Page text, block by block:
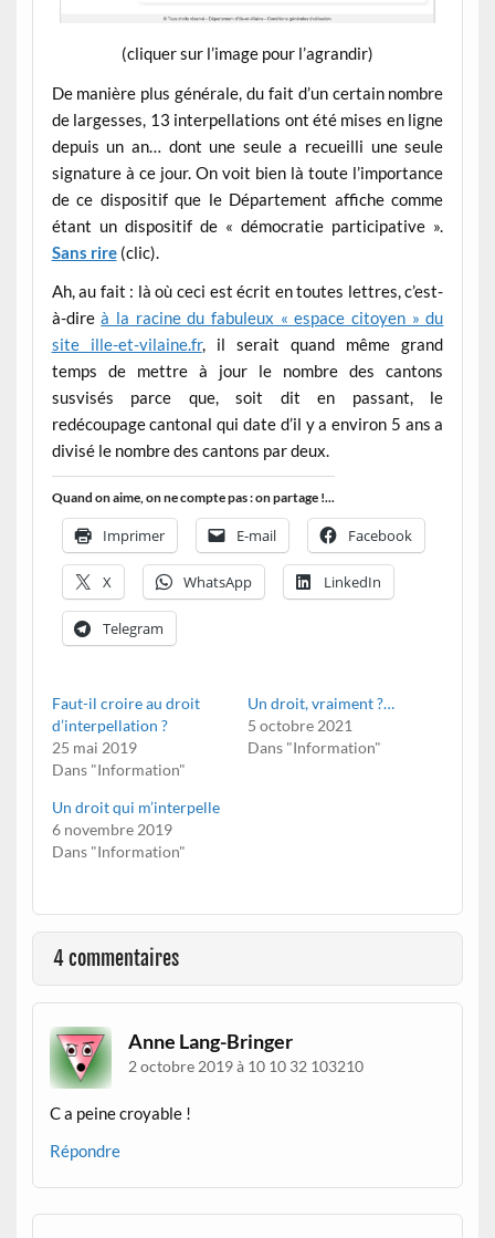
(cliquer sur l’image pour l’agrandir)
De manière plus générale, du fait d’un certain nombre
de largesses, 13 interpellations ont été mises en ligne
depuis un an… dont une seule a recueilli une seule
signature à ce jour. On voit bien là toute l’importance
de ce dispositif que le Département affiche comme
étant un dispositif de « démocratie participative ».
Sans rire (clic).
Ah, au fait : là où ceci est écrit en toutes lettres, c’est-
à-direà la racine du fabuleux « espace citoyen » du
site ille-et-vilaine.fr, il serait quand même grand
temps de mettre à jour le nombre des cantons
susvisés parce que, soit dit en passant, le
redécoupage cantonal qui date d’il y a environ 5 ans a
divisé le nombre des cantons par deux.
Quand on aime, on ne compte pas : on partage !...
Imprimer E-mail Facebook
X WhatsApp LinkedIn
Telegram
Faut-il croire au droit
d’interpellation ?
25 mai 2019
Dans "Information"
Un droit, vraiment ?…
5 octobre 2021
Dans "Information"
Un droit qui m’interpelle
6 novembre 2019
Dans "Information"
4 commentaires
Anne Lang-Bringer
2 octobre 2019 à 10 10 32 103210
C a peine croyable !
Répondre